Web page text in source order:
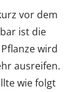
vor dem
ist die
wird
ausreifen.
wie folgt